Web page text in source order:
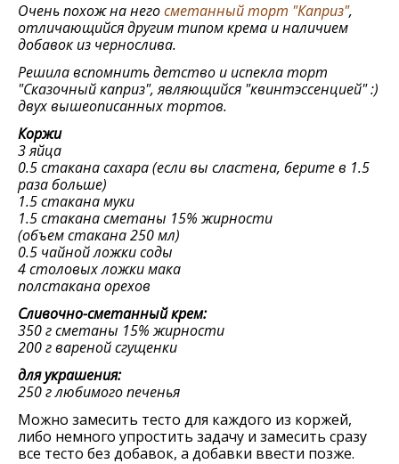
Очень похож на негосметанный торт "Каприз",
отличающийся другим типом крема и наличием
добавок из чернослива.
Решила вспомнить детство и испекла торт
"Сказочный каприз", являющийся "квинтэссенцией" :)
двух вышеописанных тортов.
Коржи
3 яйца
0.5 стакана сахара (если вы сластена, берите в 1.5
раза больше)
1.5 стакана муки
1.5 стакана сметаны 15% жирности
(объем стакана 250 мл)
0.5 чайной ложки соды
4 столовых ложки мака
полстакана орехов
Сливочно-сметанный крем:
350 г сметаны 15% жирности
200 г вареной сгущенки
для украшения:
250 г любимого печенья
Можно замесить тесто для каждого из коржей,
либо немного упростить задачу и замесить сразу
все тесто без добавок, а добавки ввести позже.